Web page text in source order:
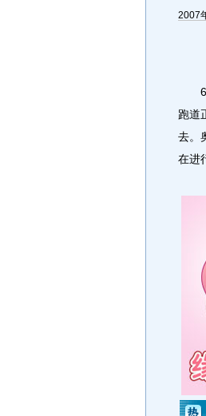
2007
6月
跑道
去。
在进